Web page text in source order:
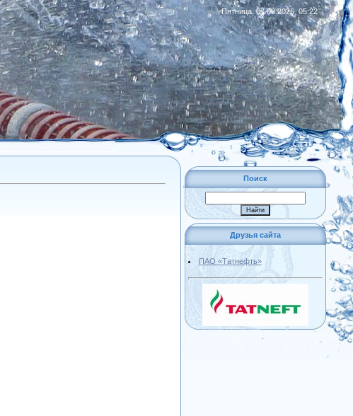
Пятница, 07.08.2026, 05:22
|RSS
Поиск
Друзья сайта
ПАО «Татнефть»